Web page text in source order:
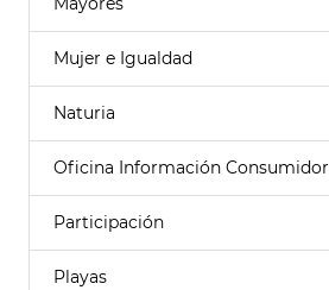
Mujer e Igualdad
Naturia
Oficina Información Consumidor
Participación
Playas